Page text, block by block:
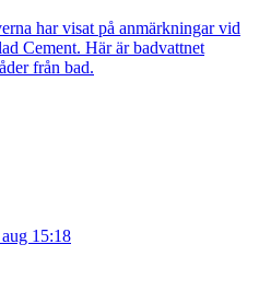
har visat på anmärkningar vid
Cement. Här är badvattnet
från bad.
15:18